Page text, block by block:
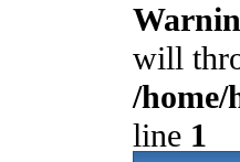
will
/
line 1